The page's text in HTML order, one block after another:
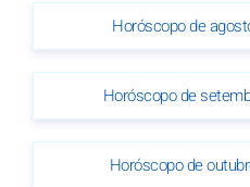
Horóscopo de
Horóscopo de
Horóscopo de